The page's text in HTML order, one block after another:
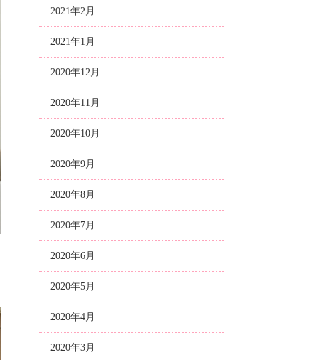
2021年2月
2021年1月
2020年12月
2020年11月
2020年10月
2020年9月
2020年8月
2020年7月
2020年6月
2020年5月
2020年4月
2020年3月